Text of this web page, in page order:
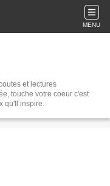
MENU
et lectures
touche votre coeur c'est
qu'Il inspire.